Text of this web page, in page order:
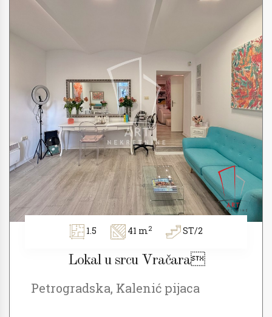
1.5 41 m2 ST/2
Lokal u srcu Vračara
Petrogradska, Kalenić pijaca